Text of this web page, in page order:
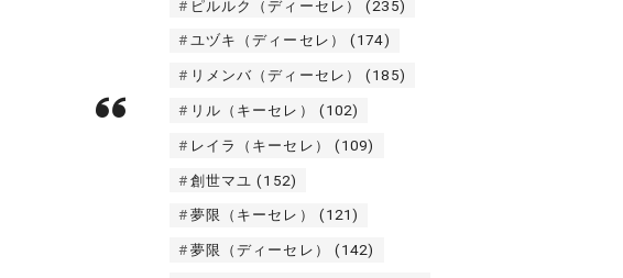
ピルルク（ディーセレ） (235)
ユヅキ（ディーセレ） (174)
リメンバ（ディーセレ） (185)
リル（キーセレ） (102)
レイラ（キーセレ） (109)
創世マユ (152)
夢限（キーセレ） (121)
夢限（ディーセレ） (142)